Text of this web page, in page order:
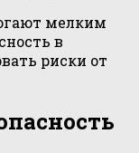
мелким
в
риски от